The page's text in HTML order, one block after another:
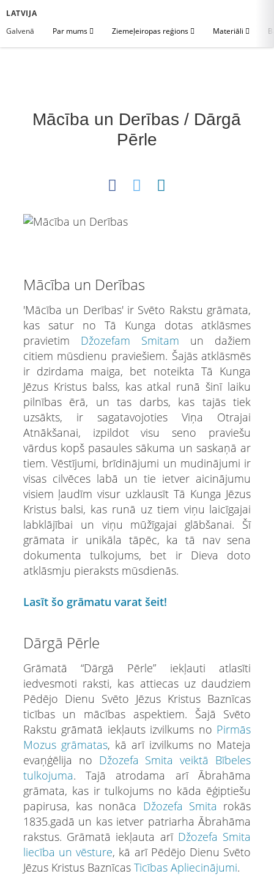
LATVIJA
Galvenā
Par mums Ziemeļeiropas reģions Materiāli
Mācība un Derības / Dārgā
Pērle
Mācība un Derības
'Mācība un Derības' ir Svēto Rakstu grāmata,
kas satur no Tā Kunga dotas atklāsmes
pravietim Džozefam Smitam un dažiem
citiem mūsdienu praviešiem. Šajās atklāsmēs
ir dzirdama maiga, bet noteikta Tā Kunga
Jēzus Kristus balss, kas atkal runā šinī laiku
pilnības ērā, un tas darbs, kas tajās tiek
uzsākts, ir sagatavojoties Viņa Otrajai
Atnākšanai, izpildot visu seno praviešu
vārdus kopš pasaules sākuma un saskaņā ar
tiem. Vēstījumi, brīdinājumi un mudinājumi ir
visas cilvēces labā un tie ietver aicinājumu
visiem ļaudīm visur uzklausīt Tā Kunga Jēzus
Kristus balsi, kas runā uz tiem viņu laicīgajai
labklājībai un viņu mūžīgajai glābšanai. Šī
grāmata ir unikāla tāpēc, ka tā nav sena
dokumenta tulkojums, bet ir Dieva doto
atklāsmju pieraksts mūsdienās.
Lasīt šo grāmatu varat šeit!
Dārgā Pērle
Grāmatā “Dārgā Pērle” iekļauti atlasīti
iedvesmoti raksti, kas attiecas uz daudziem
Pēdējo Dienu Svēto Jēzus Kristus Baznīcas
ticības un mācības aspektiem. Šajā Svēto
Rakstu grāmatā iekļauts izvilkums no Pirmās
Mozus grāmatas, kā arī izvilkums no Mateja
evaņģēlija no Džozefa Smita veiktā Bībeles
tulkojuma. Tajā atrodama arī Ābrahāma
grāmata, kas ir tulkojums no kāda ēģiptiešu
papirusa, kas nonāca Džozefa Smita rokās
1835.gadā un kas ietver patriarha Ābrahāma
rakstus. Grāmatā iekļauta arī Džozefa Smita
liecība un vēsture, kā arī Pēdējo Dienu Svēto
Jēzus Kristus Baznīcas Ticības Apliecinājumi.